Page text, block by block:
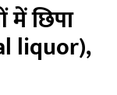
में छिपा
liquor),